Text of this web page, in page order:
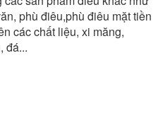
phù điêu,phù điêu mặt tiền
các chất liệu, xi măng,
đá...